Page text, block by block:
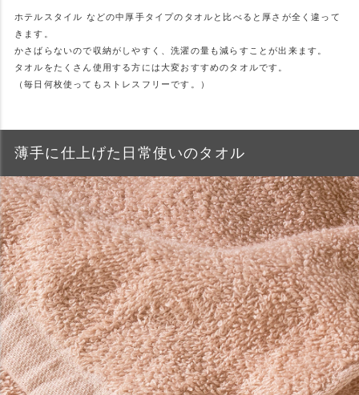
ホテルスタイル などの中厚手タイプのタオルと比べると厚さが全く違って
きます。
かさばらないので収納がしやすく、洗濯の量も減らすことが出来ます。
タオルをたくさん使用する方には大変おすすめのタオルです。
（毎日何枚使ってもストレスフリーです。）
薄手に仕上げた日常使いのタオル